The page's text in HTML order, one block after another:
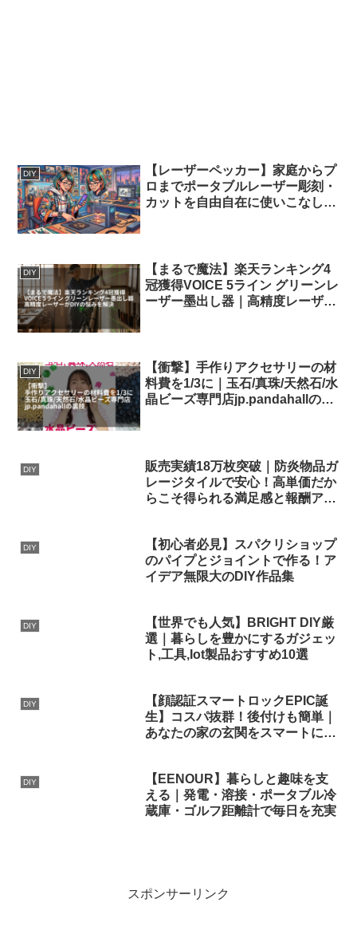
DIY
【レーザーペッカー】家庭からプ
ロまでポータブルレーザー彫刻・
カットを自由自在に使いこなし稼
DIY
【まるで魔法】楽天ランキング4
冠獲得VOICE 5ライン グリーンレ
ーザー墨出し器｜高精度レーザー
DIY
【衝撃】手作りアクセサリーの材
料費を1/3に｜玉石/真珠/天然石/水
晶ビーズ専門店jp.pandahallの裏
DIY
販売実績18万枚突破｜防炎物品ガ
レージタイルで安心！高単価だか
らこそ得られる満足感と報酬アッ
DIY
【初心者必見】スパクリショップ
のパイプとジョイントで作る！ア
イデア無限大のDIY作品集
DIY
【世界でも人気】BRIGHT DIY厳
選｜暮らしを豊かにするガジェッ
ト,工具,Iot製品おすすめ10選
DIY
【顔認証スマートロックEPIC誕
生】コスパ抜群！後付けも簡単｜
あなたの家の玄関をスマートにし
DIY
【EENOUR】暮らしと趣味を支
える｜発電・溶接・ポータブル冷
蔵庫・ゴルフ距離計で毎日を充実
スポンサーリンク